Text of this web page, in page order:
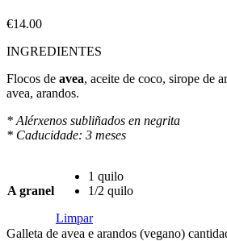
€14.00
INGREDIENTES
Flocos de avea, aceite de coco, sirope de
avea, arandos.
* Alérxenos subliñados en negrita
* Caducidade: 3 meses
A granel
1 quilo
1/2 quilo
Limpar
Galleta de avea e arandos (vegano)